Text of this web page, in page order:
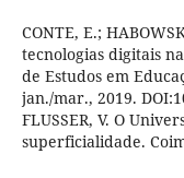
CONTE, E.;
tecnologias digitais
de Estudos em
jan./mar., 2019.
FLUSSER, V. O
superficialidade.